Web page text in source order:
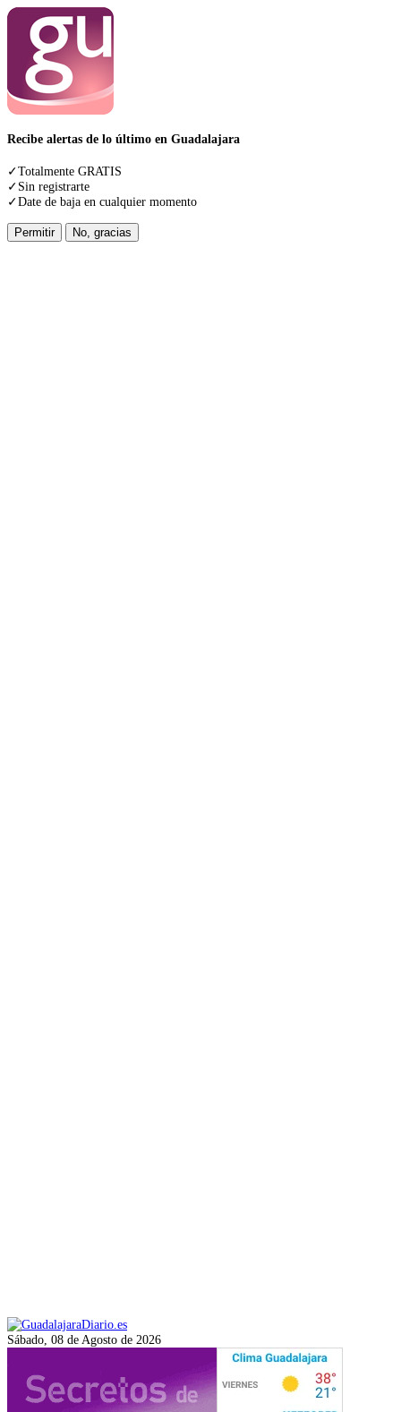
Recibe alertas de lo último en Guadalajara
✓Totalmente GRATIS
✓Sin registrarte
✓Date de baja en cualquier momento
Permitir No, gracias
Sábado, 08 de Agosto de 2026